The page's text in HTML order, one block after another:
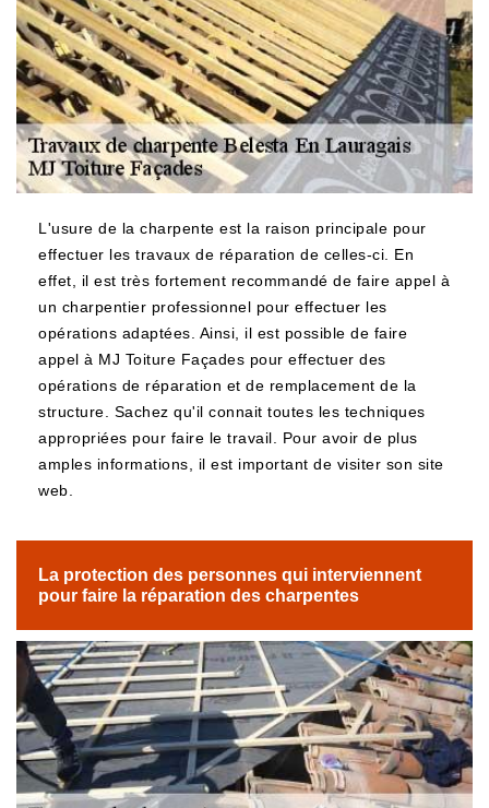
L'usure de la charpente est la raison principale pour
effectuer les travaux de réparation de celles-ci. En
effet, il est très fortement recommandé de faire appel à
un charpentier professionnel pour effectuer les
opérations adaptées. Ainsi, il est possible de faire
appel à MJ Toiture Façades pour effectuer des
opérations de réparation et de remplacement de la
structure. Sachez qu'il connait toutes les techniques
appropriées pour faire le travail. Pour avoir de plus
amples informations, il est important de visiter son site
web.
La protection des personnes qui interviennent
pour faire la réparation des charpentes